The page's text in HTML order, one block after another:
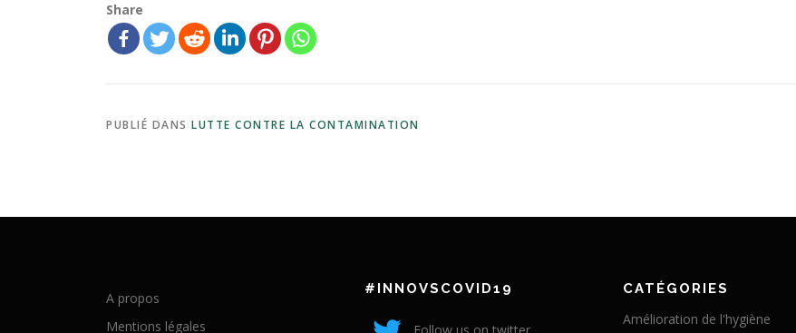
Share
PUBLIÉ DANS LUTTE CONTRE LA CONTAMINATION
A propos
Mentions légales
#INNOVSCOVID19 CATÉGORIES
Amélioration de l'hygiène